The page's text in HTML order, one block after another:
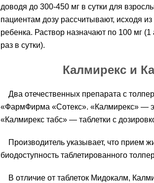
доводя до 300-450 мг в сутки для
пациентам дозу рассчитывают, исходя
ребенка. Раствор назначают по 100 мг
раз в сутки).
Калмирекс и
Два отечественных препарата с
«ФармФирма «Сотекс». «Калмирекс» —
«Калмирекс табс» — таблетки с
Производитель указывает, что прием
биодоступность таблетированного
В отличие от таблеток Мидокалм,